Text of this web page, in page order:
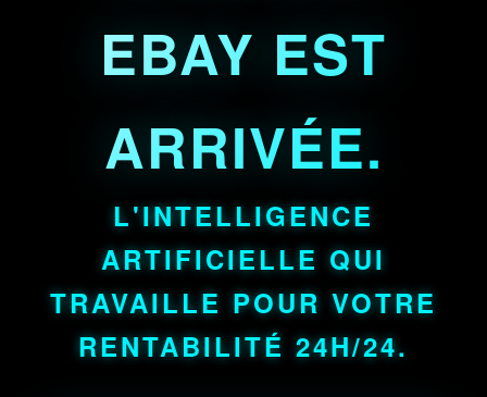
EBAY EST
ARRIVÉE.
L'INTELLIGENCE
ARTIFICIELLE QUI
TRAVAILLE POUR VOTRE
RENTABILITÉ 24H/24.